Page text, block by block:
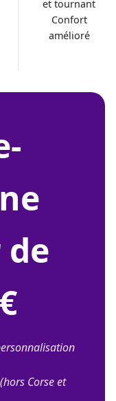
et tournant
Confort
amélioré
Corse et